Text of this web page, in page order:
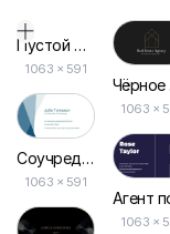
Пустой дизайн-макет
1063 × 591
Соучредитель Компании Геометрическая Визитная Карточка
1063 × 591
1063 ×
1063 ×